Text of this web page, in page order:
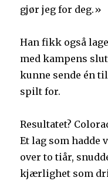
gjør jeg for deg.»
Han fikk også
med kampens
kunne sende én
spilt for.
Resultatet?
Et lag som hadde
over to tiår,
kjærlighet som